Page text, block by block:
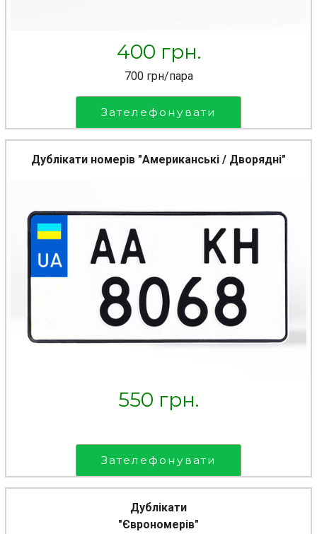
400 грн.
700 грн/пара
Зателефонувати
Дублікати номерів "Американські / Дворядні"
550 грн.
Зателефонувати
Дублікати
"Єврономерів"